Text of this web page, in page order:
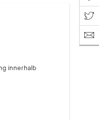
innerhalb
Share on